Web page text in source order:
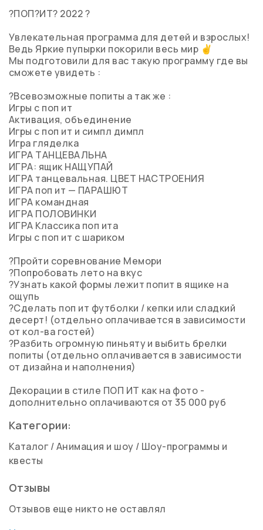
?ПОП?ИТ? 2022 ?
Увлекательная программа для детей и взрослых!
Ведь Яркие пупырки покорили весь мир ✌️
Мы подготовили для вас такую программу где вы
сможете увидеть :
?Всевозможные попиты а так же :
Игры с поп ит
Активация, объединение
Игры с поп ит и симпл димпл
Игра гляделка
ИГРА ТАНЦЕВАЛЬНА
ИГРА: ящик НАЩУПАЙ
ИГРА танцевальная. ЦВЕТ НАСТРОЕНИЯ
ИГРА поп ит — ПАРАШЮТ
ИГРА командная
ИГРА ПОЛОВИНКИ
ИГРА Классика поп ита
Игры с поп ит с шариком
?Пройти соревнование Мемори
?Попробовать лето на вкус
?Узнать какой формы лежит попит в ящике на
ощупь
?Сделать поп ит футболки / кепки или сладкий
десерт! (отдельно оплачивается в зависимости
от кол-ва гостей)
?Разбить огромную пиньяту и выбить брелки
попиты (отдельно оплачивается в зависимости
от дизайна и наполнения)
Декорации в стиле ПОП ИТ как на фото -
дополнительно оплачиваются от 35 000 руб
Категории:
Каталог /Анимация и шоу / Шоу-программы и
квесты
Отзывы
Отзывов еще никто не оставлял